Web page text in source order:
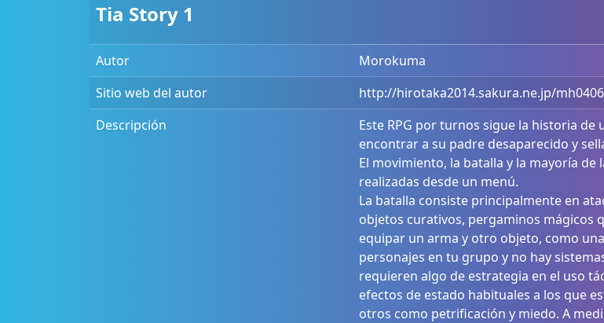
Tia Story 1
Autor
Morokuma
Sitio web del autor
http://hirotaka2014.sakura.ne.jp/
Descripción
Este RPG por turnos sigue la historia
encontrar a su padre desaparecido y
El movimiento, la batalla y la mayoría
realizadas desde un menú.
La batalla consiste principalmente en
objetos curativos, pergaminos mágicos
equipar un arma y otro objeto, como
personajes en tu grupo y no hay
requieren algo de estrategia en el uso
efectos de estado habituales a los que
otros como petrificación y miedo. A